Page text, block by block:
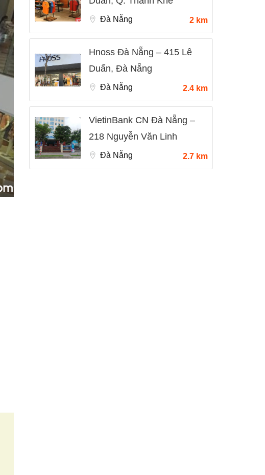
Đà Nẵng 2 km
Hnoss Đà Nẵng – 415 Lê
Duẩn, Đà Nẵng
Đà Nẵng 2.4 km
VietinBank CN Đà Nẵng –
218 Nguyễn Văn Linh
Đà Nẵng 2.7 km